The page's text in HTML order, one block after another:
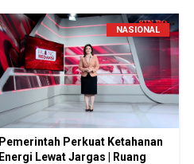
NASIONAL
Pemerintah Perkuat Ketahanan
Energi Lewat Jargas | Ruang